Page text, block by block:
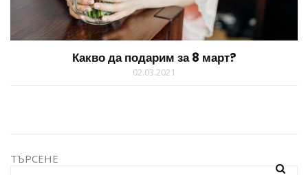
Какво да подарим за 8 март?
02.03.2021
ТЪРСЕНЕ